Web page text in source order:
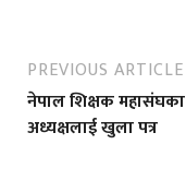
PREVIOUS ARTICLE
नेपाल शिक्षक महासंघका
अध्यक्षलाई खुला पत्र